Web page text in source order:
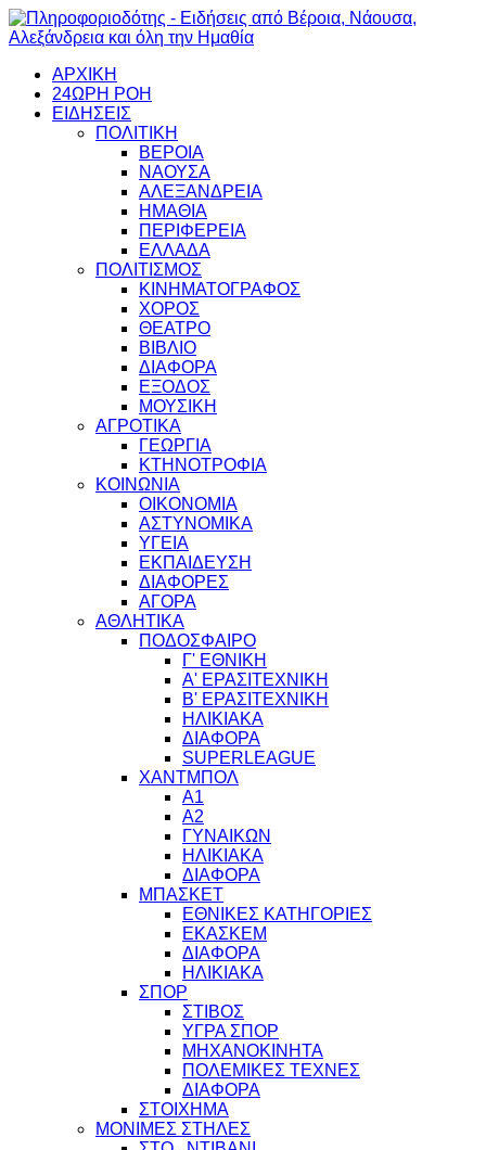
ΑΡΧΙΚΗ
24ΩΡΗ ΡΟΗ
ΕΙΔΗΣΕΙΣ
ΠΟΛΙΤΙΚΗ
ΒΕΡΟΙΑ
ΝΑΟΥΣΑ
ΑΛΕΞΑΝΔΡΕΙΑ
ΗΜΑΘΙΑ
ΠΕΡΙΦΕΡΕΙΑ
ΕΛΛΑΔΑ
ΠΟΛΙΤΙΣΜΟΣ
ΚΙΝΗΜΑΤΟΓΡΑΦΟΣ
ΧΟΡΟΣ
ΘΕΑΤΡΟ
ΒΙΒΛΙΟ
ΔΙΑΦΟΡΑ
ΕΞΟΔΟΣ
ΜΟΥΣΙΚΗ
ΑΓΡΟΤΙΚΑ
ΓΕΩΡΓΙΑ
ΚΤΗΝΟΤΡΟΦΙΑ
ΚΟΙΝΩΝΙΑ
ΟΙΚΟΝΟΜΙΑ
ΑΣΤΥΝΟΜΙΚΑ
ΥΓΕΙΑ
ΕΚΠΑΙΔΕΥΣΗ
ΔΙΑΦΟΡΕΣ
ΑΓΟΡΑ
ΑΘΛΗΤΙΚΑ
ΠΟΔΟΣΦΑΙΡΟ
Γ' ΕΘΝΙΚΗ
Α' ΕΡΑΣΙΤΕΧΝΙΚΗ
Β' ΕΡΑΣΙΤΕΧΝΙΚΗ
ΗΛΙΚΙΑΚΑ
ΔΙΑΦΟΡΑ
SUPERLEAGUE
ΧΑΝΤΜΠΟΛ
Α1
Α2
ΓΥΝΑΙΚΩΝ
ΗΛΙΚΙΑΚΑ
ΔΙΑΦΟΡΑ
ΜΠΑΣΚΕΤ
ΕΘΝΙΚΕΣ ΚΑΤΗΓΟΡΙΕΣ
ΕΚΑΣΚΕΜ
ΔΙΑΦΟΡΑ
ΗΛΙΚΙΑΚΑ
ΣΠΟΡ
ΣΤΙΒΟΣ
ΥΓΡΑ ΣΠΟΡ
ΜΗΧΑΝΟΚΙΝΗΤΑ
ΠΟΛΕΜΙΚΕΣ ΤΕΧΝΕΣ
ΔΙΑΦΟΡΑ
ΣΤΟΙΧΗΜΑ
ΜΟΝΙΜΕΣ ΣΤΗΛΕΣ